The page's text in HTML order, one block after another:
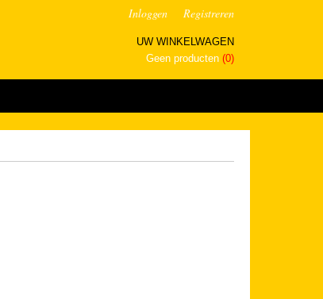
Inloggen Registreren
UW WINKELWAGEN
Geen producten (0)